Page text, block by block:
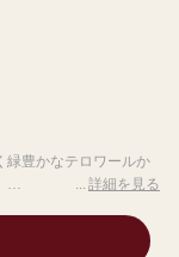
緑豊かなテロワールか
味が特徴です。
詳細を見る